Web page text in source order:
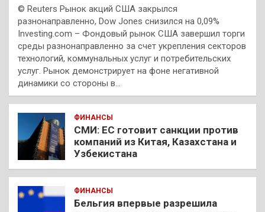
© Reuters Рынок акций США закрылся
разнонаправленно, Dow Jones снизился на 0,09%
Investing.com – Фондовый рынок США завершил торги
среды разнонаправленно за счет укрепления секторов
технологий, коммунальных услуг и потребительских
услуг. Рынок демонстрирует на фоне негативной
динамики со стороны в…
ФИНАНСЫ
СМИ: ЕС готовит санкции против
компаний из Китая, Казахстана и
Узбекистана
ФИНАНСЫ
Бельгия впервые разрешила